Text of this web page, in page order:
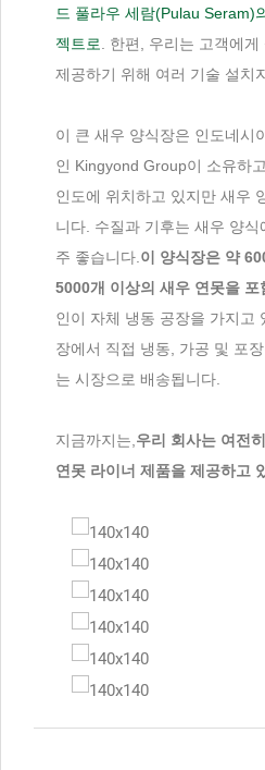
드 풀라우 세람(Pulau Seram)
젝트로
. 한편, 우리는 고객에
제공하기 위해 여러 기술 설치
이 큰 새우 양식장은 인도네시
인 Kingyond Group이 소유하
인도에 위치하고 있지만 새우
니다. 수질과 기후는 새우 양
주 좋습니다. 이 양식장은 약
5000개 이상의 새우 연못을 포
인이 자체 냉동 공장을 가지고
장에서 직접 냉동, 가공 및 포
는 시장으로 배송됩니다.
지금까지는, 우리 회사는 여전
연못 라이너 제품을 제공하고